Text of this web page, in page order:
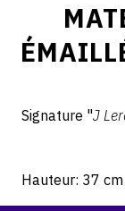
Signature "J
Hauteur: 37